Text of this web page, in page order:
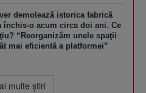
demolează istorica fabrică
închis-o acum circa doi ani. Ce
“Reorganizăm unele spaţii
mai eficientă a platformei”
multe ştiri